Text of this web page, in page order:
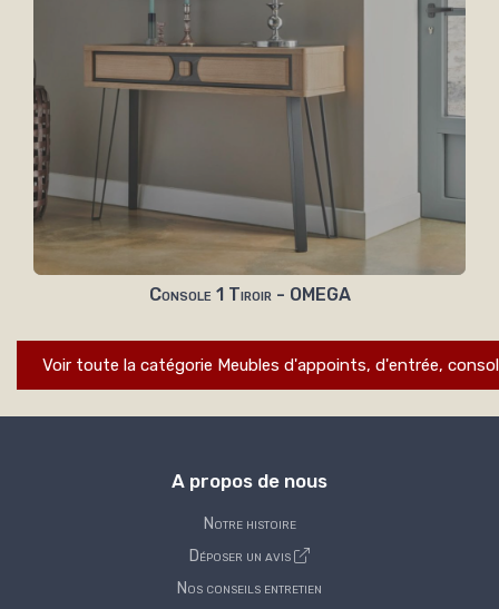
Console 1 Tiroir - OMEGA
Voir toute la catégorie Meubles d'appoints, d'entrée,
A propos de nous
Notre histoire
Déposer un avis
Nos conseils entretien